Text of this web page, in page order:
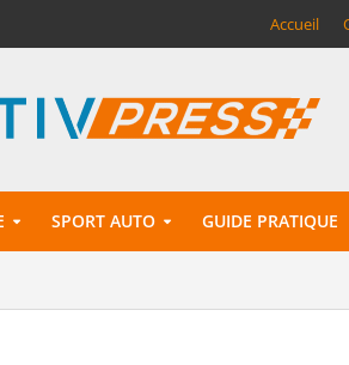
Accueil
SPORT AUTO GUIDE PRATIQUE